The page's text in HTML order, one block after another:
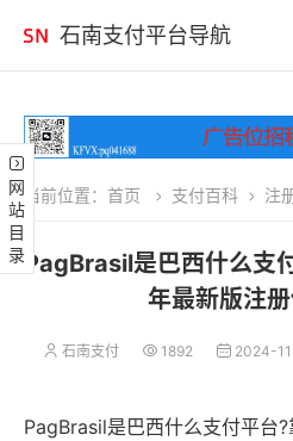
石南支付平台导航
网站目录 当前位置： 首页 支付百科 注
PagBrasil是巴西什么支
年最新版注
石南支付 1892 2024-
PagBrasil是巴西什么支付平台